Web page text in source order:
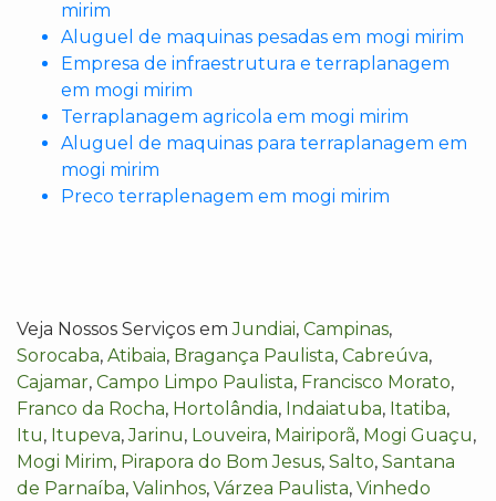
mirim
Aluguel de maquinas pesadas em mogi mirim
Empresa de infraestrutura e terraplanagem
em mogi mirim
Terraplanagem agricola em mogi mirim
Aluguel de maquinas para terraplanagem em
mogi mirim
Preco terraplenagem em mogi mirim
Veja Nossos Serviços emJundiai, Campinas,
Sorocaba, Atibaia, Bragança Paulista, Cabreúva,
Cajamar, Campo Limpo Paulista, Francisco Morato,
Franco da Rocha, Hortolândia, Indaiatuba, Itatiba,
Itu, Itupeva,Jarinu, Louveira, Mairiporã, Mogi Guaçu,
Mogi Mirim, Pirapora do Bom Jesus, Salto, Santana
de Parnaíba, Valinhos, Várzea Paulista, Vinhedo